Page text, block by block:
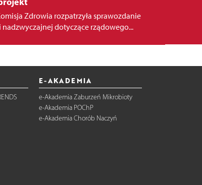
Zdrowia rozpatrzyła sprawozdanie
dotyczące rządowego...
E-AKADEMIA
e-Akademia Zaburzeń Mikrobioty
e-Akademia POChP
e-Akademia Chorób Naczyń